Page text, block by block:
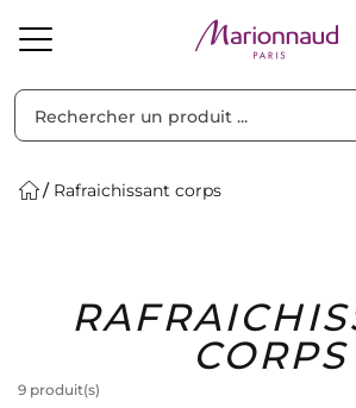
Solaire Homme Marques
Rafraichissant corps
CORPS
9 produit(s)